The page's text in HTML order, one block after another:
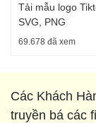
Tải mẫu logo
SVG, PNG
69.678 đã xem
Các Khách
truyền bá các